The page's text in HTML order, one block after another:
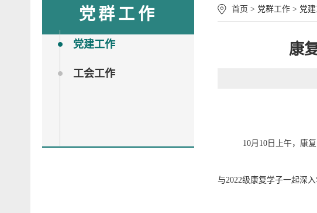
党群工作
党建工作
工会工作
首页 > 党群工作 > 党
康
10月 10日 上午，康
与2022级康复学子一起深